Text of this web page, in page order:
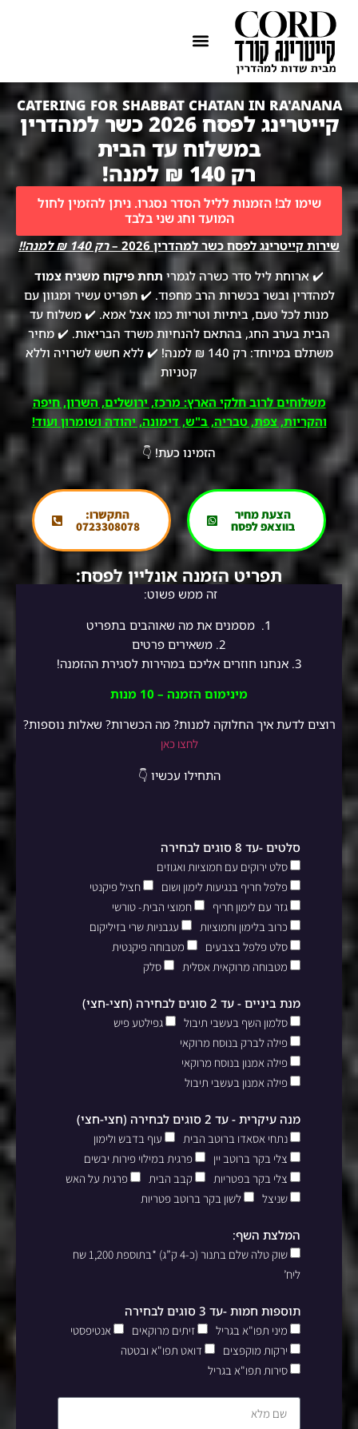
CATERING FOR SHABBAT CHATAN IN RA'ANANA
קייטרינג לפסח 2026 כשר למהדרין
במשלוח עד הבית
רק 140 ₪ למנה!
שימו לב! הזמנות לליל הסדר נסגרו. ניתן להזמין לחול
המועד וחג שני בלבד
שירות קייטרינג לפסח כשר למהדרין 2026 –
רק 140 ₪ למנה!!
✔️ ארוחת ליל סדר כשרה לגמרי תחת פיקוח משגיח צמוד
למהדרין ובשר בכשרות הרב מחפוד. ✔️ תפריט עשיר ומגוון עם
מנות לכל טעם, ביתיות וטריות כמו אצל אמא. ✔️ משלוח עד
הבית בערב החג, בהתאם להנחיות משרד הבריאות. ✔️ מחיר
משתלם במיוחד: רק 140 ₪ למנה! ✔️ ללא חשש לשרויה וללא
קטניות
משלוחים לרוב חלקי הארץ: מרכז, ירושלים, השרון, חיפה
והקריות, צפת, טבריה, ב"ש, דימונה, יהודה ושומרון ועוד!
הזמינו כעת! 👇
הצעת מחיר
בווצאפ לפסח
התקשרו:
0723308078
תפריט הזמנה אונליין לפסח:
זה ממש פשוט:
1.
מסמנים את מה שאוהבים בתפריט
2. משאירים פרטים
3. אנחנו חוזרים אליכם במהירות לסגירת ההזמנה!
מינימום הזמנה – 10 מנות
רוצים לדעת איך החלוקה למנות? מה הכשרות? שאלות נוספות?
לחצו כאן
התחילו עכשיו 👇
סלטים -עד 8 סוגים לבחירה
סלט ירוקים עם חמוציות ואגוזים
פלפל חריף בנגיעות לימון ושום
חציל פיקנטי
גזר עם לימון חריף
חמוצי הבית- טורשי
כרוב בלימון וחמוציות
עגבניות שרי בזיליקום
סלט פלפל בצבעים
מטבוחה פיקנטית
מטבוחה מרוקאית אסלית
סלק
מנת ביניים - עד 2 סוגים לבחירה (חצי-חצי)
סלמון השף בעשבי תיבול
גפילטע פיש
פילה לברק בנוסח מרוקאי
פילה אמנון בנוסח מרוקאי
פילה אמנון בעשבי תיבול
מנה עיקרית - עד 2 סוגים לבחירה (חצי-חצי)
נתחי אסאדו ברוטב הבית
עוף בדבש ולימון
צלי בקר ברוטב יין
פרגית במילוי פירות יבשים
צלי בקר בפטריות
קבב הבית
פרגית על האש
שניצל
לשון בקר ברוטב פטריות
המלצת השף:
שוק טלה שלם בתנור (כ-4 ק”ג) *בתוספת 1,200 שח
ליח’
תוספות חמות -עד 3 סוגים לבחירה
מיני תפו"א בגריל זיתים מרוקאים
אנטיפסטי
ירקות מוקפצים
דואט תפו"א ובטטה
סירות תפו"א בגריל